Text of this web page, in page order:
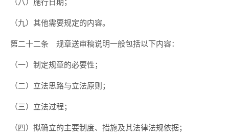
（九）其他需要规定的内容。
第二十二条 规章送审稿说明一般包括以下内容：
（一）制定规章的必要性；
（二）立法思路与立法原则；
（三）立法过程；
（四）拟确立的主要制度、措施及其法律法规依据；